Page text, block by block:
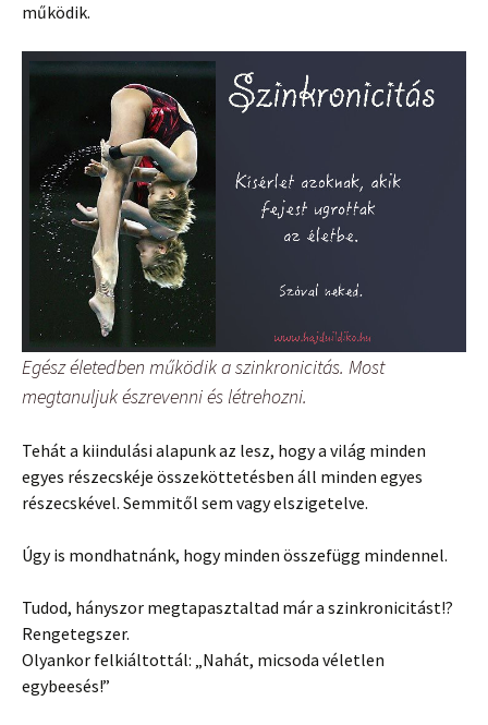
működik.
Egész életedben működik a szinkronicitás. Most
megtanuljuk észrevenni és létrehozni.
Tehát a kiindulási alapunk az lesz, hogy a világ minden
egyes részecskéje összeköttetésben áll minden egyes
részecskével. Semmitől sem vagy elszigetelve.
Úgy is mondhatnánk, hogy minden összefügg mindennel.
Tudod, hányszor megtapasztaltad már a szinkronicitást!?
Rengetegszer.
Olyankor felkiáltottál: „Nahát, micsoda véletlen
egybeesés!”